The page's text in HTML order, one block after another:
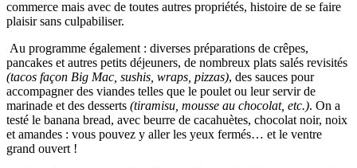
commerce mais avec de toutes autres propriétés, histoire de se faire
plaisir sans culpabiliser.
Au programme également : diverses préparations de crêpes,
pancakes et autres petits déjeuners, de nombreux plats salés revisités
(tacos façon Big Mac, sushis, wraps, pizzas), des sauces pour
accompagner des viandes telles que le poulet ou leur servir de
marinade et des desserts (tiramisu, mousse au chocolat, etc.). On a
testé le banana bread, avec beurre de cacahuètes, chocolat noir, noix
et amandes : vous pouvez y aller les yeux fermés… et le ventre
grand ouvert !